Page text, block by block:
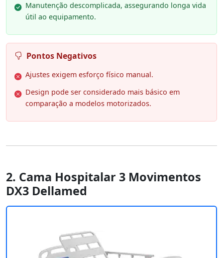
Manutenção descomplicada, assegurando longa vida
útil ao equipamento.
Pontos Negativos
Ajustes exigem esforço físico manual.
Design pode ser considerado mais básico em
comparação a modelos motorizados.
2. Cama Hospitalar 3 Movimentos
DX3 Dellamed